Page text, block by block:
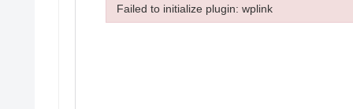
Failed to initialize plugin: wplink
Failed to initialize plugin: wplink